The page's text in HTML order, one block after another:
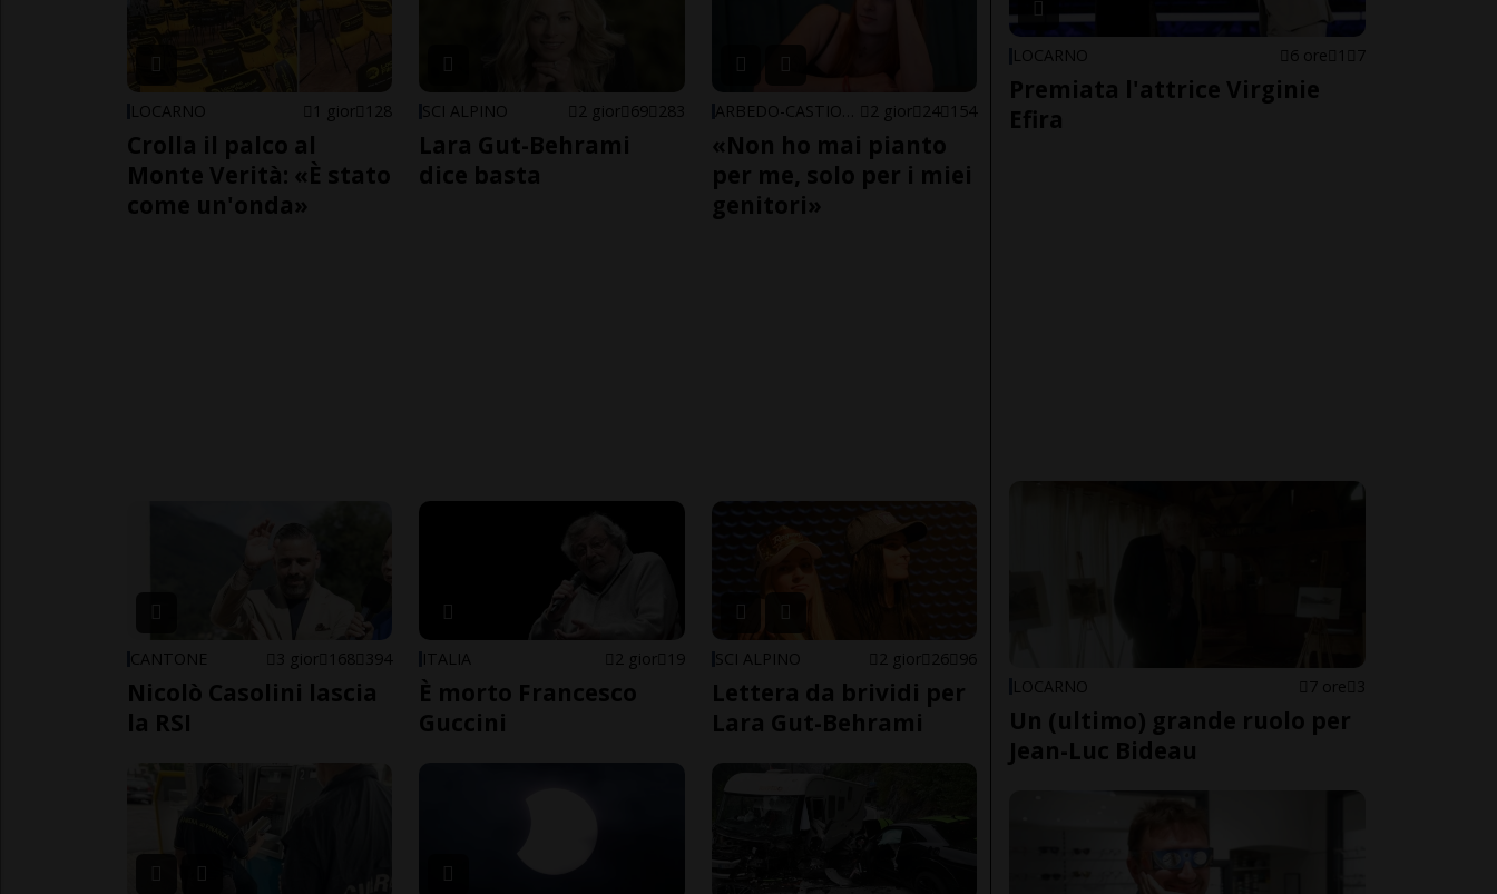
LOCARNO 1 gior 128
Crolla il palco al
Monte Verità: «È stato
come un'onda»
SCI ALPINO 2 gior 69 283
Lara Gut-Behrami
dice basta
2 gior 24 154
«Non ho mai pianto
per me, solo per i miei
genitori»
CANTONE 3 gior 168 394
Nicolò Casolini lascia
la RSI
ITALIA 2 gior 19
È morto Francesco
Guccini
SCI ALPINO 2 gior 26 96
Lettera da brividi per
Lara Gut-Behrami
LOCARNO 6 ore 1 7
Premiata l'attrice Virginie
Efira
LOCARNO 7 ore 3
Un (ultimo) grande ruolo per
Jean-Luc Bideau